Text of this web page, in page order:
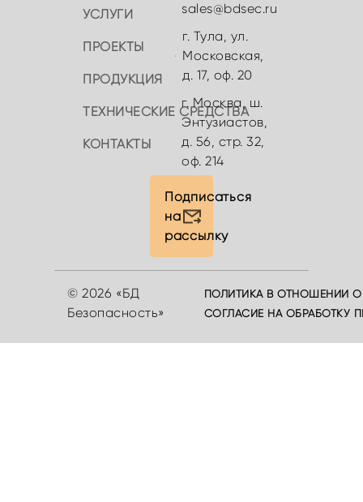
УСЛУГИ
ПРОЕКТЫ
ПРОДУКЦИЯ
ТЕХНИЧЕСКИЕ СРЕДСТВА
КОНТАКТЫ
sales@bdsec.ru
г. Тула, ул.
Московская,
д. 17, оф. 20
г. Москва, ш.
Энтузиастов,
д. 56, стр. 32,
оф. 214
Подписаться
на
рассылку
© 2026 «БД
Безопасность»
ПОЛИТИКА В ОТНОШЕНИИ
СОГЛАСИЕ НА ОБРАБОТКУ